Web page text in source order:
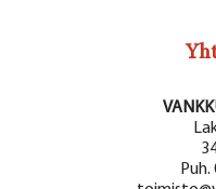
Puh.